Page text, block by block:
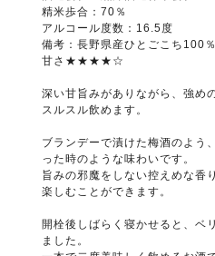
精米歩合：70％
アルコール度数：16.5度
備考：長野県産ひとごこち
甘さ★★★★☆
深い甘旨みがありながら、強め
スルスル飲めます。
ブランデーで漬けた梅酒のよう
った時のような味わいです。
旨みの邪魔をしない控えめな香
楽しむことができます。
開栓後しばらく寝かせると、ベ
ました。